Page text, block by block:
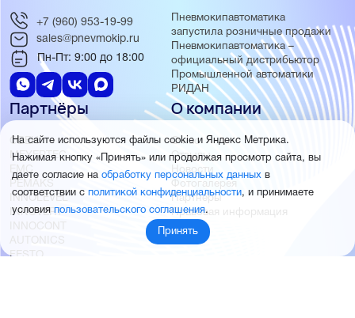
Пневмокипавтоматика
запустила розничные продажи
Пневмокипавтоматика –
официальный дистрибьютор
Промышленной автоматики
РИДАН
Партнёры
ОВЕН
MEYERTEC
EMC
PEMAKS
INNOLEVEL
INNOVERT
INNOCONT
AUTONICS
FESTO
О компании
О нас
Отзывы
Новости
Фотогалерея
Партнёры
Правовая информация
+7 (960) 953-19-99
sales@pnevmokip.ru
Пн-Пт: 9:00 до 18:00
На сайте используются файлы cookie и Яндекс Метрика.
Нажимая кнопку «Принять» или продолжая просмотр сайта, вы
даете согласие на обработку персональных данных в
соответствии с политикой конфиденциальности, и принимаете
условияпользовательского соглашения.
Принять